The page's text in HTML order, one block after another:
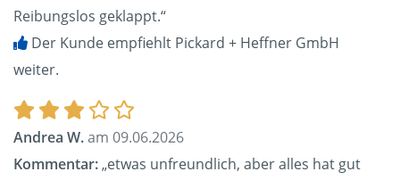
Reibungslos geklappt.“
Der Kunde empfiehlt Pickard + Heffner GmbH
weiter.
Andrea W.am 09.06.2026
Kommentar:„etwas unfreundlich, aber alles hat gut